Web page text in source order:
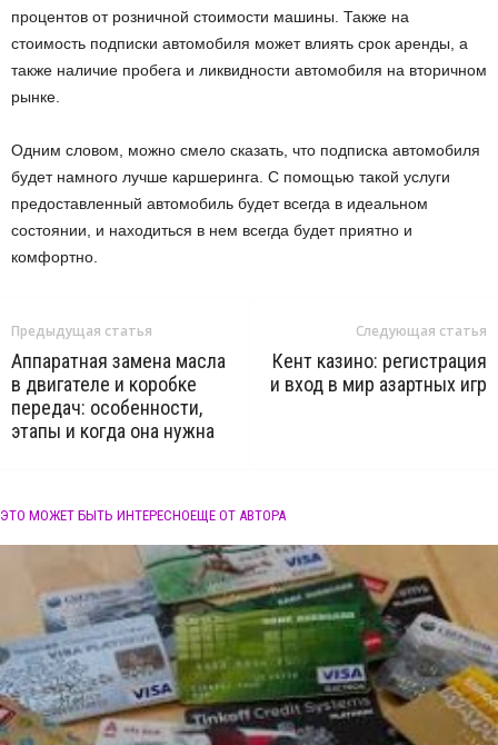
процентов от розничной стоимости машины. Также на
стоимость подписки автомобиля может влиять срок аренды, а
также наличие пробега и ликвидности автомобиля на вторичном
рынке.
Одним словом, можно смело сказать, что подписка автомобиля
будет намного лучше каршеринга. С помощью такой услуги
предоставленный автомобиль будет всегда в идеальном
состоянии, и находиться в нем всегда будет приятно и
комфортно.
Предыдущая статья
Аппаратная замена масла
в двигателе и коробке
передач: особенности,
этапы и когда она нужна
Следующая статья
Кент казино: регистрация
и вход в мир азартных игр
ЭТО МОЖЕТ БЫТЬ ИНТЕРЕСНОЕЩЕ ОТ АВТОРА